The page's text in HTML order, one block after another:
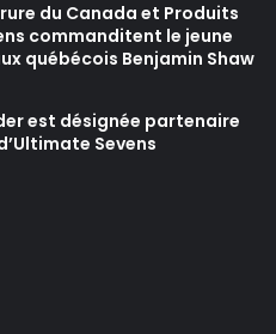
du Canada et Produits
commanditent le jeune
québécois Benjamin Shaw
est désignée partenaire
Sevens